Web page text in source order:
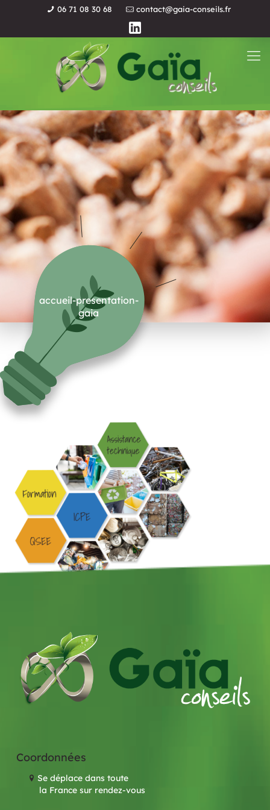
06 71 08 30 68 contact@gaia-conseils.fr
accueil-presentation-
gaia
Coordonnées
Se déplace dans toute
la France sur rendez-vous